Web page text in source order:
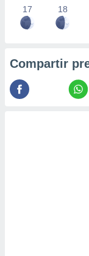
17 18
Compartir